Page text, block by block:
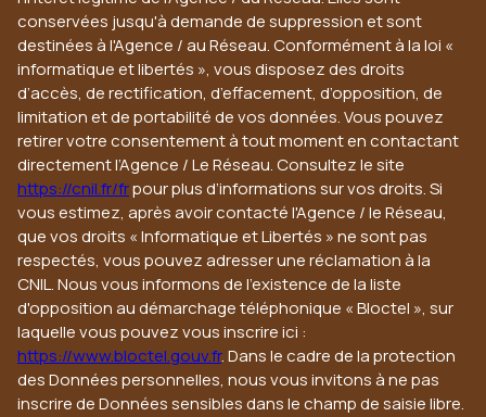
conservées jusqu'à demande de suppression et sont
destinées à l'Agence / au Réseau. Conformément à la loi «
informatique et libertés », vous disposez des droits
d’accès, de rectification, d’effacement, d’opposition, de
limitation et de portabilité de vos données. Vous pouvez
retirer votre consentement à tout moment en contactant
directement l’Agence / Le Réseau. Consultez le site
https://cnil.fr/frpour plus d’informations sur vos droits. Si
vous estimez, après avoir contacté l'Agence / le Réseau,
que vos droits « Informatique et Libertés » ne sont pas
respectés, vous pouvez adresser une réclamation à la
CNIL. Nous vous informons de l’existence de la liste
d'opposition au démarchage téléphonique « Bloctel », sur
laquelle vous pouvez vous inscrire ici :
https://www.bloctel.gouv.fr. Dans le cadre de la protection
des Données personnelles, nous vous invitons à ne pas
inscrire de Données sensibles dans le champ de saisie libre.